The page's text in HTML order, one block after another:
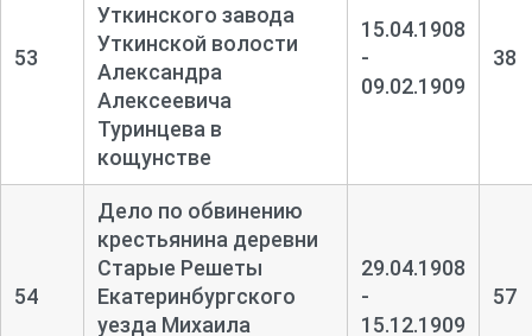
53
Уткинского завода
Уткинской волости
Александра
Алексеевича
Туринцева в
кощунстве
15.04.1908
-
09.02.1909
38
54
Дело по обвинению
крестьянина деревни
Старые Решеты
Екатеринбургского
уезда Михаила
29.04.1908
-
15.12.1909
57